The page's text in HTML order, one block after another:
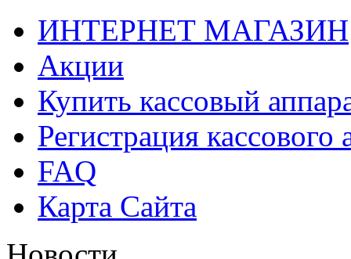
ИНТЕРНЕТ МАГАЗИН
Акции
Купить кассовый
Регистрация кассового
FAQ
Карта Сайта